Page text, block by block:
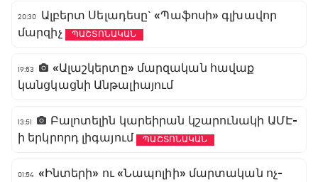
20:30
Ալբերտ Սելադեսը` «Պաֆոսի» գլխավոր
մարզիչ
ՊԱՇՏՈՆԱԿԱՆ
19:53
«Ալաշկերտը» մարզական հավաք
կանցկացնի Անթալիայում
13:51
Բալոտելին կարեիրան կշարունակի ԱՄԷ-
ի երկրորդ լիգայում
ՊԱՇՏՈՆԱԿԱՆ
01:54 «Ինտերի» ու «Նապոլիի» մարտական ոչ-